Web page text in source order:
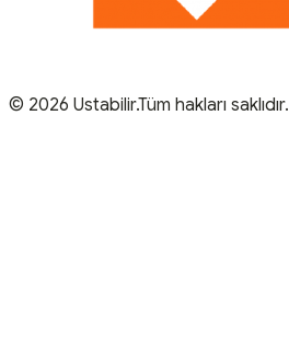
© 2026 Ustabilir.Tüm hakları saklıdır.